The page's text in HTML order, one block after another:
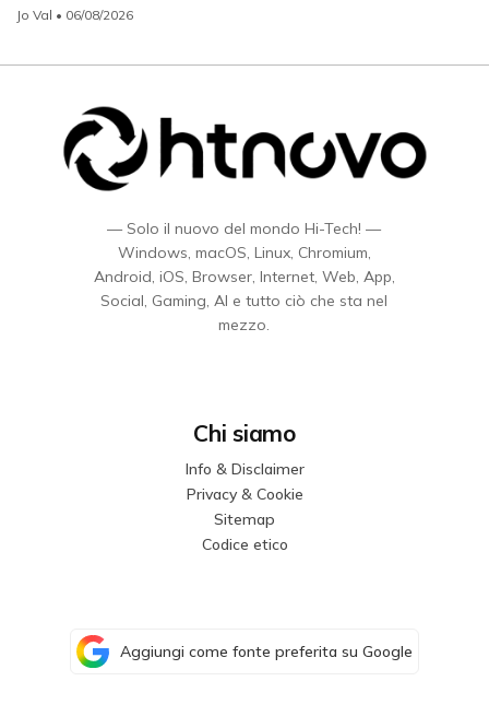
Jo Val • 06/08/2026
— Solo il nuovo del mondo Hi-Tech! —
Windows, macOS, Linux, Chromium,
Android, iOS, Browser, Internet, Web, App,
Social, Gaming, AI e tutto ciò che sta nel
mezzo.
Chi siamo
Info & Disclaimer
Privacy & Cookie
Sitemap
Codice etico
Aggiungi come fonte preferita su Google